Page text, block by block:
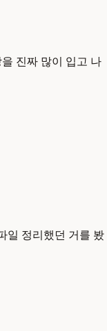
진짜 많이 입고 나
일 정리했던 거를 봤